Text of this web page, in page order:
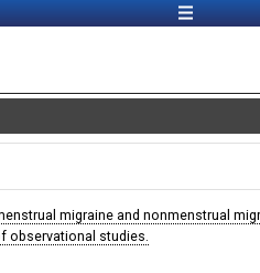
migraine and nonmenstrual
observational studies.